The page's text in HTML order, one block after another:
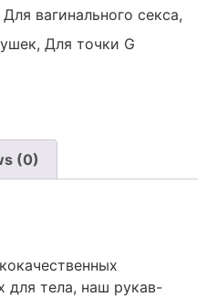
Для вагинального секса,
Для точки G
(0)
для тела, наш рукав-